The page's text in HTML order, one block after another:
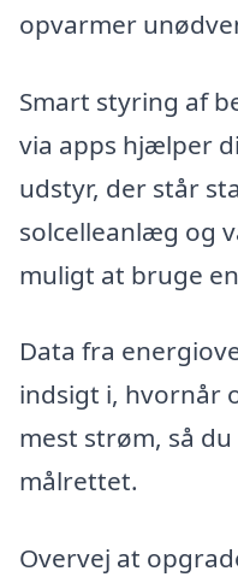
opvarmer
Smart styring af
via apps hjælper
udstyr, der står
solcelleanlæg og
muligt at bruge
Data fra
indsigt i, hvornår
mest strøm, så
målrettet.
Overvej at